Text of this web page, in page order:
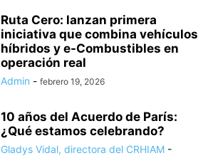
Ruta Cero: lanzan primera
iniciativa que combina vehículos
híbridos y e-Combustibles en
operación real
Admin - febrero 19, 2026
10 años del Acuerdo de París:
¿Qué estamos celebrando?
Gladys Vidal, directora del CRHIAM -